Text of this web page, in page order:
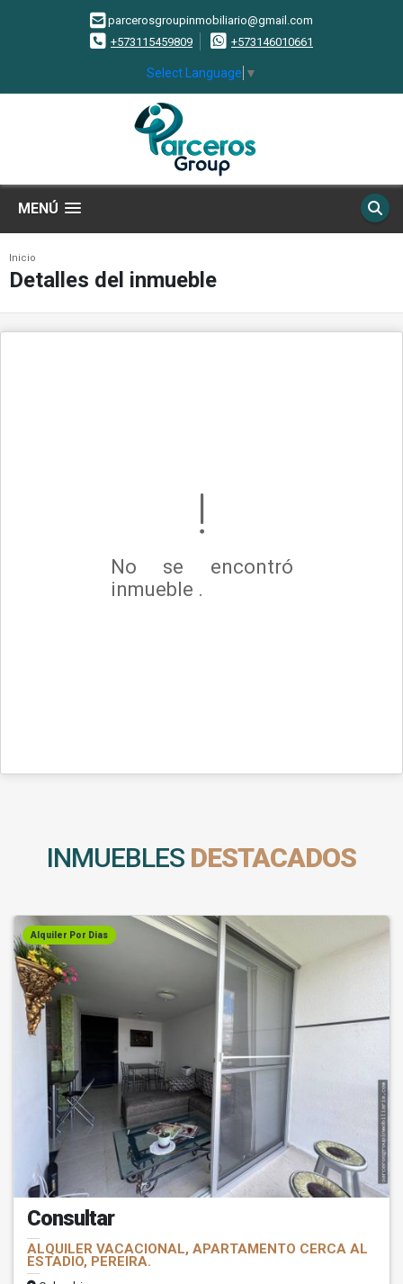
parcerosgroupinmobiliario@gmail.com
+573115459809
+573146010661
Select Language ▼
MENÚ
Inicio
Detalles del inmueble
No se encontró
inmueble .
INMUEBLES DESTACADOS
Alquiler Por Dias
Consultar
ALQUILER VACACIONAL, APARTAMENTO CERCA AL
ESTADIO, PEREIRA.